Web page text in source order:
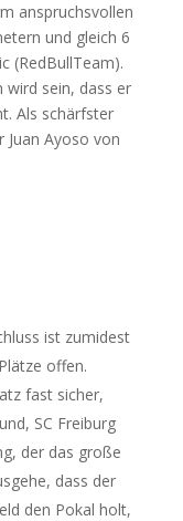
anspruchsvollen
und gleich 6
(RedBullTeam).
wird sein, dass er
Als schärfster
Juan Ayoso von
ist zumidest
offen.
fast sicher,
SC Freiburg
der das große
dass der
den Pokal holt,